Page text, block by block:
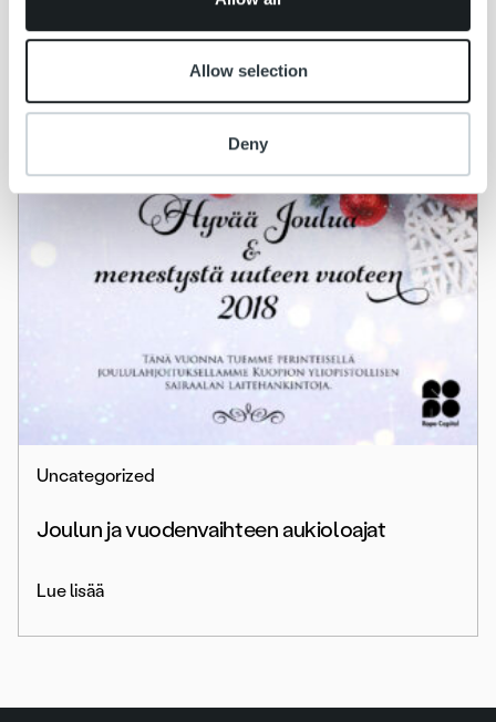
Allow selection
Deny
Juhannuksena lomaillaan
Uncategorized
Joulun ja vuodenvaihteen aukioloajat
Lue lisää